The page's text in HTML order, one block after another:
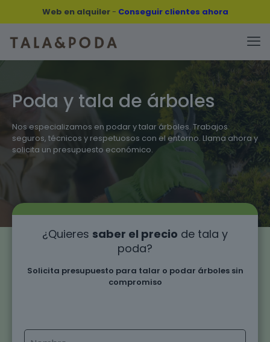
Web en alquiler- Conseguir clientes ahora
Poda y tala de árboles
Nos especializamos en podar y talar árboles. Trabajos
seguros, técnicos y respetuosos con el entorno. Llama ahora y
solicita un presupuesto económico.
¿Quieres saber el precio de tala y
poda?
Solicita presupuesto para talar o podar árboles sin
compromiso